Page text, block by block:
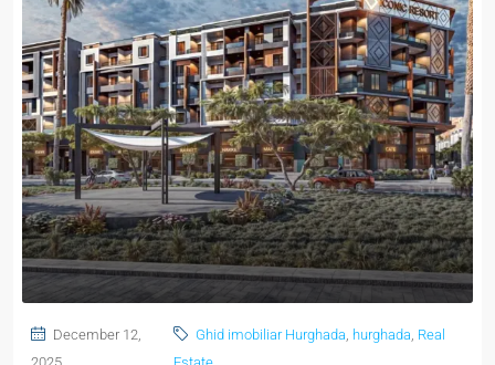
December 12,
Ghid imobiliar Hurghada, hurghada, Real